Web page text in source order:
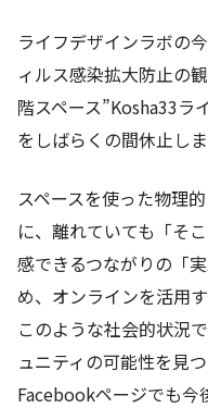
ライフデザインラボの
ィルス感染拡大防止の
階スペース”Kosha33ラ
をしばらくの間休止しま
スペースを使った物理
に、離れていても「そ
感できるつながりの「
め、オンラインを活用
このような社会的状況
ュニティの可能性を見
Facebookページでも今